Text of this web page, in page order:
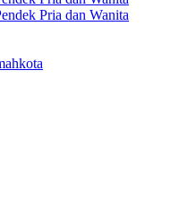
Pria dan Wanita